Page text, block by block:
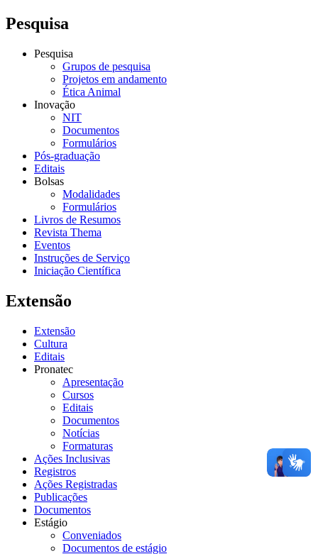
Pesquisa
Pesquisa
Grupos de pesquisa
Projetos em andamento
Ética Animal
Inovação
NIT
Documentos
Formulários
Pós-graduação
Editais
Bolsas
Modalidades
Formulários
Livros de Resumos
Revista Thema
Eventos
Instruções de Serviço
Iniciação Científica
Extensão
Extensão
Cultura
Editais
Pronatec
Apresentação
Cursos
Editais
Documentos
Notícias
Formaturas
Ações Inclusivas
Registros
Ações Registradas
Publicações
Documentos
Estágio
Conveniados
Documentos de estágio